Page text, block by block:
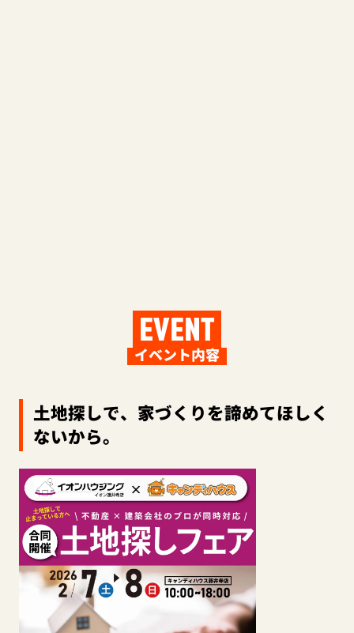
EVENT
イベント内容
土地探しで、家づくりを諦めてほしく
ないから。